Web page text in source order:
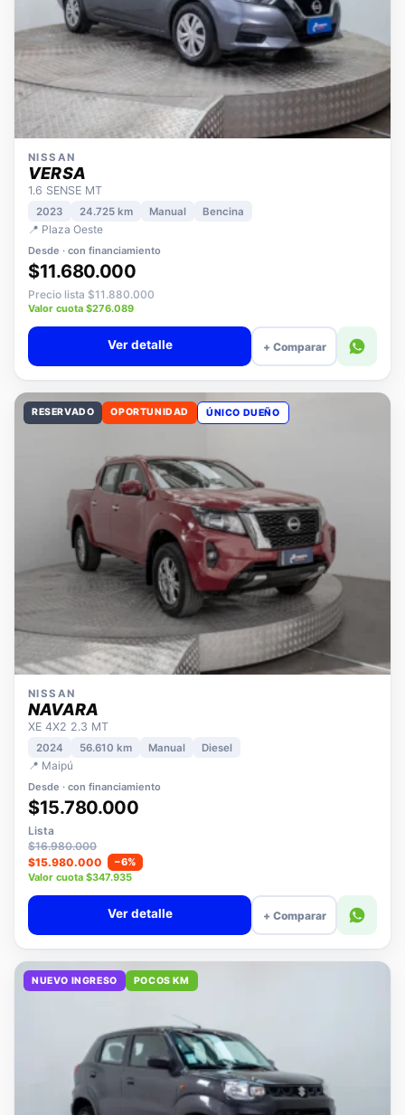
NISSAN
VERSA
1.6 SENSE MT
2023 24.725 km
📍 Plaza Oeste
Desde · con financiamiento
$11.680.000
Precio lista $11.880.000
Valor cuota $276.089
+ Comparar
RESERVADO OPORTUNIDAD
NISSAN
NAVARA
XE 4X2 2.3 MT
2024
📍 Maipú
Desde · con financiamiento
$15.780.000
Lista
$16.980.000
$15.980.000
−6%
Valor cuota $347.935
+ Comparar